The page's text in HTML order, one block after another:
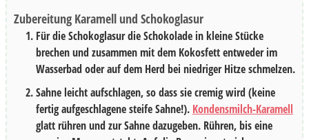
Zubereitung Karamell und Schokoglasur
Für die Schokoglasur die Schokolade in kleine Stücke
brechen und zusammen mit dem Kokosfett entweder im
Wasserbad oder auf dem Herd bei niedriger Hitze schmelzen.
Sahne leicht aufschlagen, so dass sie cremig wird (keine
fertig aufgeschlagene steife Sahne!). Kondensmilch-Karamell
glatt rühren und zur Sahne dazugeben. Rühren, bis eine